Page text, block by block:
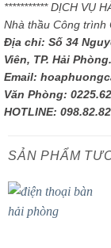
*********** DỊCH VỤ
Nhà thầu Công trình
Địa chỉ: Số 34
Viên, TP. Hải Phòng.
Email:
Văn Phòng:
HOTLINE:
SẢN PHẨM